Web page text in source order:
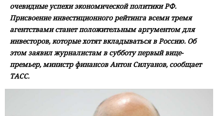
очевидные успехи экономической политики РФ.
Присвоение инвестиционного рейтинга всеми тремя
агентствами станет положительным аргументом для
инвесторов, которые хотят вкладываться в Россию. Об
этом заявил журналистам в субботу первый вице-
премьер, министр финансов Антон Силуанов, сообщает
ТАСС.